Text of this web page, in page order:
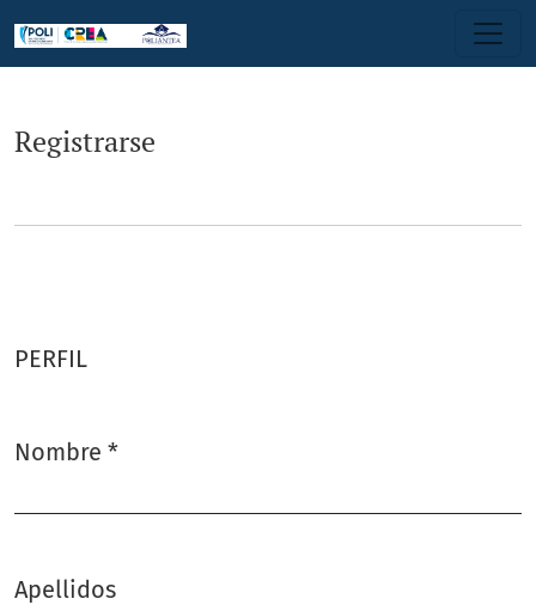
Registrarse
PERFIL
Nombre *
Apellidos